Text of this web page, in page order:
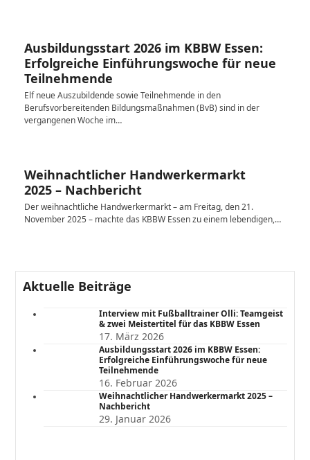
Ausbildungsstart 2026 im KBBW Essen:
Erfolgreiche Einführungswoche für neue
Teilnehmende
Elf neue Auszubildende sowie Teilnehmende in den
Berufsvorbereitenden Bildungsmaßnahmen (BvB) sind in der
vergangenen Woche im…
Weihnachtlicher Handwerkermarkt
2025 – Nachbericht
Der weihnachtliche Handwerkermarkt – am Freitag, den 21.
November 2025 – machte das KBBW Essen zu einem lebendigen,…
Aktuelle Beiträge
Interview mit Fußballtrainer Olli: Teamgeist
& zwei Meistertitel für das KBBW Essen
17. März 2026
Ausbildungsstart 2026 im KBBW Essen:
Erfolgreiche Einführungswoche für neue
Teilnehmende
16. Februar 2026
Weihnachtlicher Handwerkermarkt 2025 –
Nachbericht
29. Januar 2026